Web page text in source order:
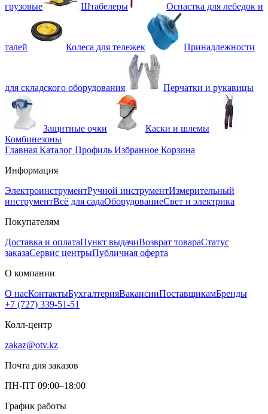
грузовые Штабелеры Оснастка для лебедок и
талей Колеса для тележек Принадлежности
для складского оборудования Перчатки и рукавицы
Защитные очки
Каски и шлемы
Комбинезоны
Главная Каталог Профиль Избранное Корзина
Информация
ЭлектроинструментРучной инструментИзмерительный
инструментВсё для садаОборудованиеСвет и электрика
Покупателям
Доставка и оплатаПункт выдачиВозврат товараСтатус
заказаСервис центрыПубличная оферта
О компании
О насКонтактыБухгалтерияВакансииПоставщикамБренды
+7 (727) 339-51-51
Колл-центр
zakaz@otv.kz
Почта для заказов
ПН-ПТ 09:00–18:00
График работы